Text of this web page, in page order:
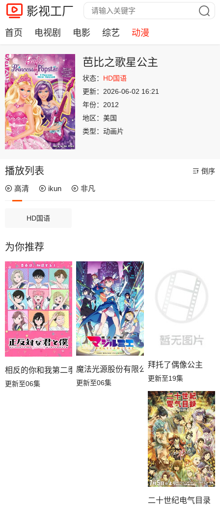
影视工厂
首页 电视剧 电影 综艺 动漫
芭比之歌星公主
状态： HD国语
更新： 2026-06-02 16:21
年份： 2012
地区： 美国
类型： 动画片
播放列表 倒序
高清 ikun 非凡
HD国语
为你推荐
相反的你和我第二季
更新至06集
魔法光源股份有限公司第二季
更新至06集
拜托了偶像公主
更新至19集
二十世纪电气目录